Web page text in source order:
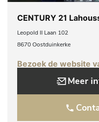
CENTURY 21
Leopold II Laan 102
8670 Oostduinkerke
Bezoek de website
Meer